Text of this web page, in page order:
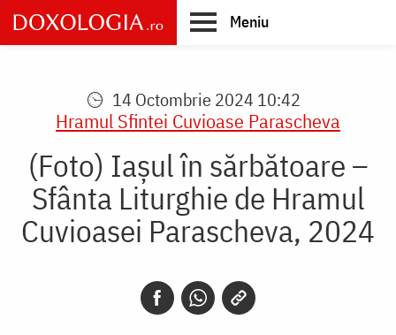
Skip
to
main
Meniu
14 Octombrie 2024 10:42
Hramul Sfintei Cuvioase Parascheva
(Foto) Iașul în sărbătoare –
Sfânta Liturghie de Hramul
Cuvioasei Parascheva, 2024